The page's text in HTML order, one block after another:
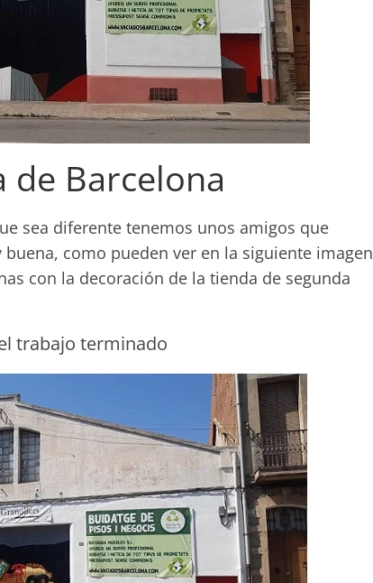
Barcelona
sea diferente tenemos unos amigos que
como pueden ver en la siguiente imagen
con la decoración de la tienda de segunda
trabajo terminado